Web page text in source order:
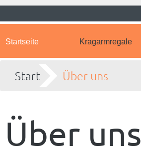
Startseite Kragarmregale
Start Über uns
Über uns